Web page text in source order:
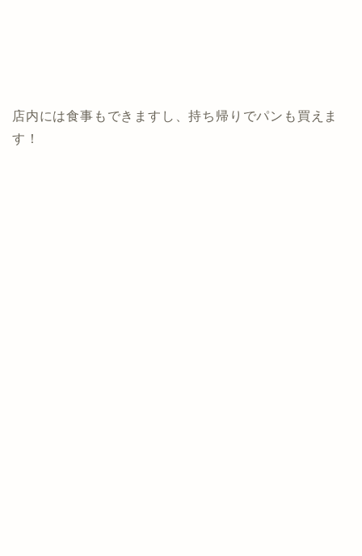
店内には食事もできますし、持ち帰りでパンも買えま
す！